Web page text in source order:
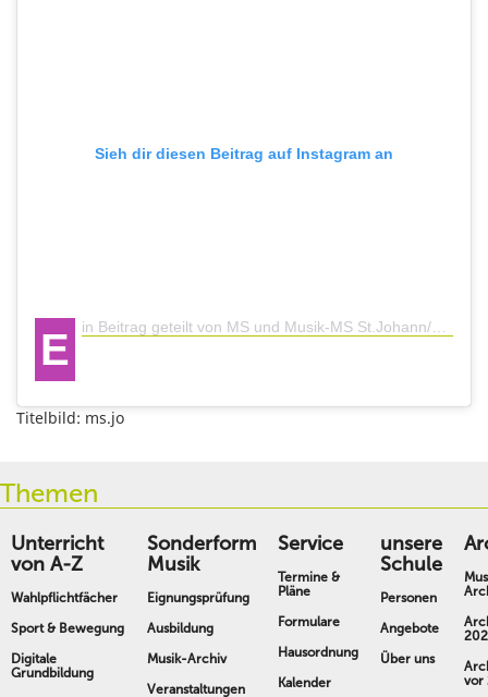
Sieh dir diesen Beitrag auf Instagram an
E in Beitrag geteilt von MS und Musik-MS St.Johann/Pg. (@ms_stjohann)
Titelbild: ms.jo
Themen
Unterricht
von A-Z
Wahlpflichtfächer
Sport & Bewegung
Digitale
Grundbildung
Sonderform
Musik
Eignungsprüfung
Ausbildung
Musik-Archiv
Veranstaltungen
Service
Termine &
Pläne
Formulare
Hausordnung
Kalender
unsere
Schule
Personen
Angebote
Über uns
vor